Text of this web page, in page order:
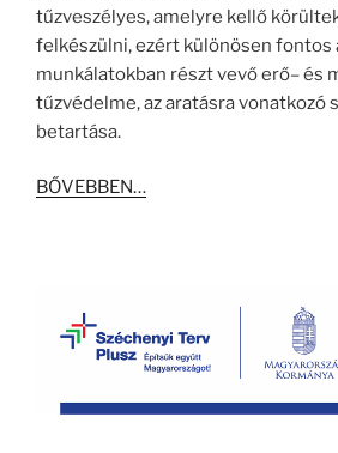
tűzveszélyes,amelyre kellő
felkészülni, ezért különösen fontos
munkálatokban részt vevőerő–és
tűzvédelme, az aratásra vonatkozó
betartása.
BŐVEBBEN…